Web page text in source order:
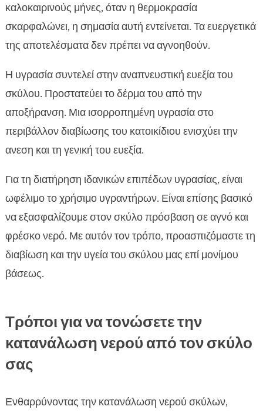
καλοκαιρινούς μήνες, όταν η θερμοκρασία
σκαρφαλώνει, η σημασία αυτή εντείνεται. Τα ευεργετικά
της αποτελέσματα δεν πρέπει να αγνοηθούν.
Η υγρασία συντελεί στην αναπνευστική ευεξία του
σκύλου. Προστατεύει το δέρμα του από την
αποξήρανση. Μια ισορροπημένη υγρασία στο
περιβάλλον διαβίωσης του κατοικίδιου ενισχύει την
ανεση και τη γενική του ευεξία.
Για τη διατήρηση ιδανικών επιπέδων υγρασίας, είναι
ωφέλιμο το χρήσιμο υγραντήρων. Είναι επίσης βασικό
να εξασφαλίζουμε στον σκύλο πρόσβαση σε αγνό και
φρέσκο νερό. Με αυτόν τον τρόπο, προασπιζόμαστε τη
διαβίωση και την υγεία του σκύλου μας επί μονίμου
βάσεως.
Τρόποι για να τονώσετε την
κατανάλωση νερού από τον σκύλο
σας
Ενθαρρύνοντας την κατανάλωση νερού σκύλων,